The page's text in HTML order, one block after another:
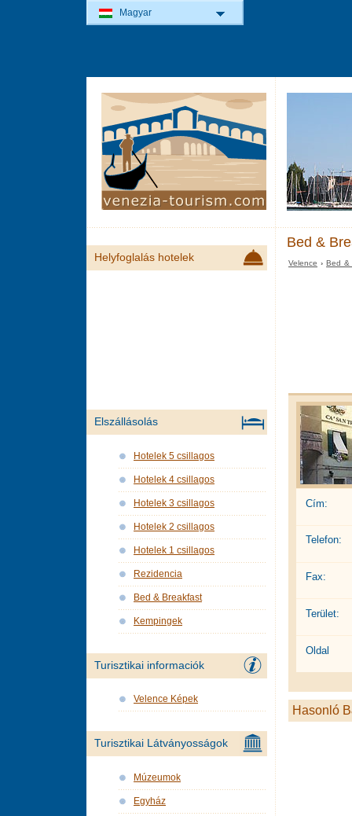
Bed &
Velence ›Bed &
Cím:
Telefon:
Fax:
Terület:
Oldal
Hasonló
Helyfoglalás hotelek
Elszállásolás
Hotelek 5 csillagos
Hotelek 4 csillagos
Hotelek 3 csillagos
Hotelek 2 csillagos
Hotelek 1 csillagos
Rezidencia
Bed & Breakfast
Kempingek
Turisztikai informaciók
Velence Képek
Turisztikai Látványosságok
Múzeumok
Egyház
Magyar